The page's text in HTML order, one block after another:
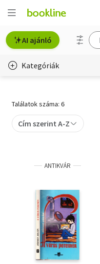
AI ajánló
Kategóriák
Gyermek- és ifjúsági
Szakkönyv
Szótár, nyelvkönyv
Tankönyv, segédkönyv
Találatok száma: 6
Cím szerint A-Z
ANTIKVÁR